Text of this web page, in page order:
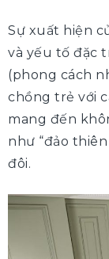
Sự xuất hiện
và yếu tố đặc
(phong cách
chồng trẻ với
mang đến
như “đảo
đôi.